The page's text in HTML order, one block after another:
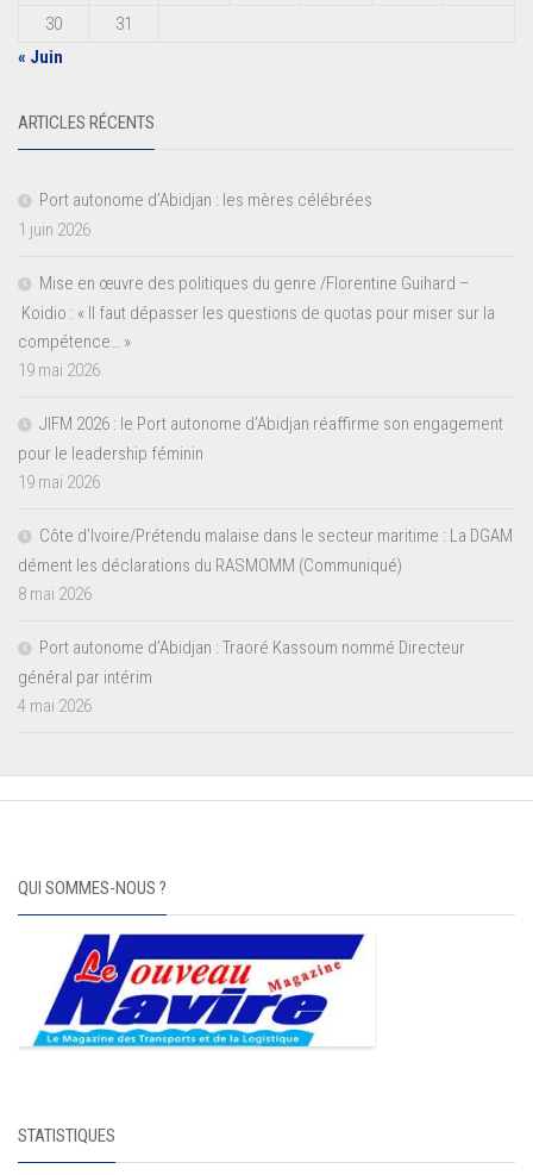
30
31
« Juin
ARTICLES RÉCENTS
Port autonome d’Abidjan : les mères célébrées
1 juin 2026
Mise en œuvre des politiques du genre /Florentine Guihard –
Koidio : « Il faut dépasser les questions de quotas pour miser sur la
compétence… »
19 mai 2026
JIFM 2026 : le Port autonome d’Abidjan réaffirme son engagement
pour le leadership féminin
19 mai 2026
Côte d’Ivoire/Prétendu malaise dans le secteur maritime : La DGAM
dément les déclarations du RASMOMM (Communiqué)
8 mai 2026
Port autonome d’Abidjan : Traoré Kassoum nommé Directeur
général par intérim
4 mai 2026
QUI SOMMES-NOUS ?
STATISTIQUES